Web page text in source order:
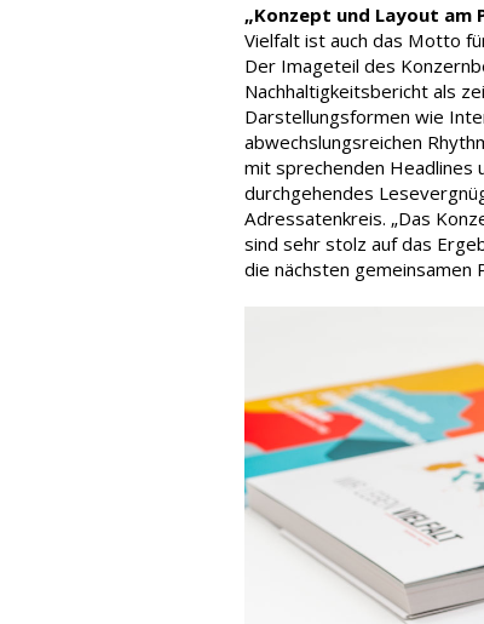
„Konzept und Layout am
Vielfalt ist auch das Motto
Der Imageteil des
Nachhaltigkeitsbericht als
Darstellungsformen wie
abwechslungsreichen
mit sprechenden Headlines
durchgehendes
Adressatenkreis. „Das
sind sehr stolz auf das
die nächsten gemeinsamen